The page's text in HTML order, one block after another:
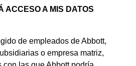
ACCESO A MIS DATOS
de empleados de Abbott,
o empresa matriz,